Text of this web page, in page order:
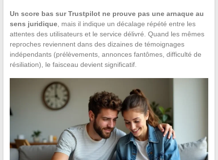
Un score bas sur Trustpilot ne prouve pas une arnaque au
sens juridique, mais il indique un décalage répété entre les
attentes des utilisateurs et le service délivré. Quand les mêmes
reproches reviennent dans des dizaines de témoignages
indépendants (prélèvements, annonces fantômes, difficulté de
résiliation), le faisceau devient significatif.